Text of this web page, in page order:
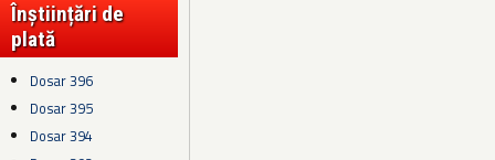
Înștiințări de
plată
Dosar 396
Dosar 395
Dosar 394